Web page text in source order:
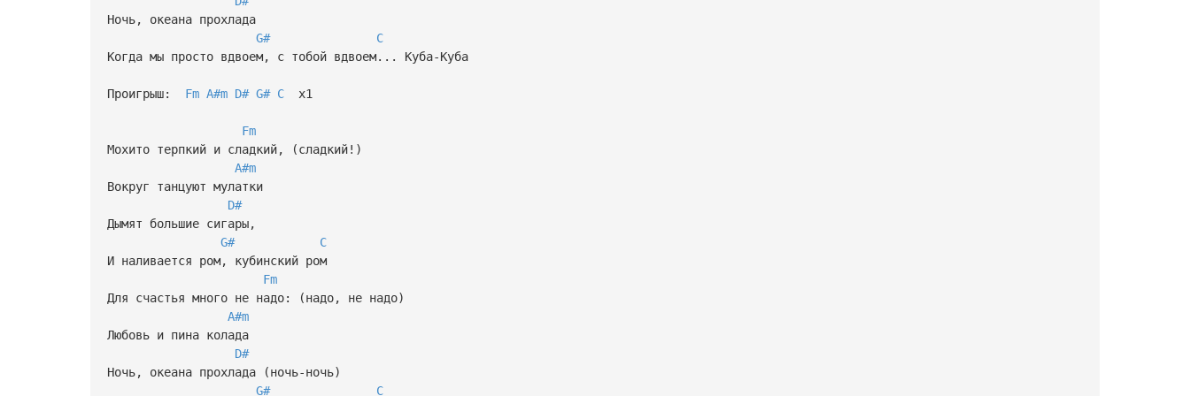
Ночь, океана прохлада
G#
C
Когда мы просто вдвоем, с тобой вдвоем... Куба-Куба
Проигрыш: Fm A#m D# G# Cx1
Fm
Мохито терпкий и сладкий, (сладкий!)
A#m
Вокруг танцуют мулатки
D#
Дымят большие сигары,
G#
C
И наливается ром, кубинский ром
Fm
Для счастья много не надо: (надо, не надо)
A#m
Любовь и пина колада
D#
Ночь, океана прохлада (ночь-ночь)
G#
C